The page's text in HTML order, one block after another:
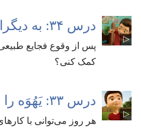
درس ۳۴:‏ به دیگران کمک کن
پس از وقوع فجایع
کمک کنی؟‏
درس ۳۳:‏ یَهُوَه را خوشحال کن
هر روز می‌توانی با